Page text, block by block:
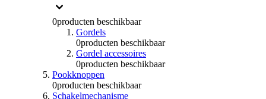
0producten beschikbaar
Gordels
0producten beschikbaar
Gordel accessoires
0producten beschikbaar
Pookknoppen
0producten beschikbaar
Schakelmechanisme